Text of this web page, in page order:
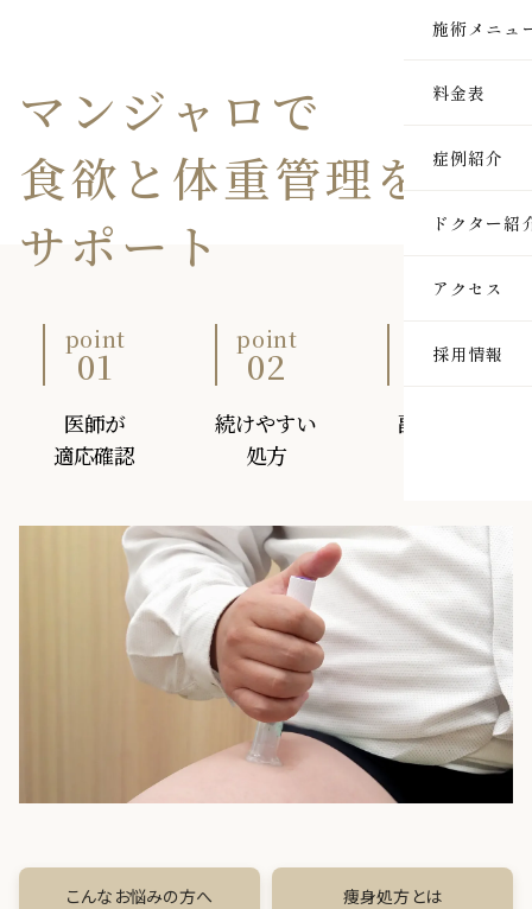
施術メニュ
SKIN
イオン導
レーザー
ヒアルロ
ボトック
肌育注射
FACE
目元
料金表
症例紹介
ドクター紹
アクセス
採用情報
マンジャロで
食欲と 体重管理を
サポート
point
01
医師が
適応確認
point
02
続けやすい
処方
03
副作用を
こんなお悩みの方へ 痩身処方とは